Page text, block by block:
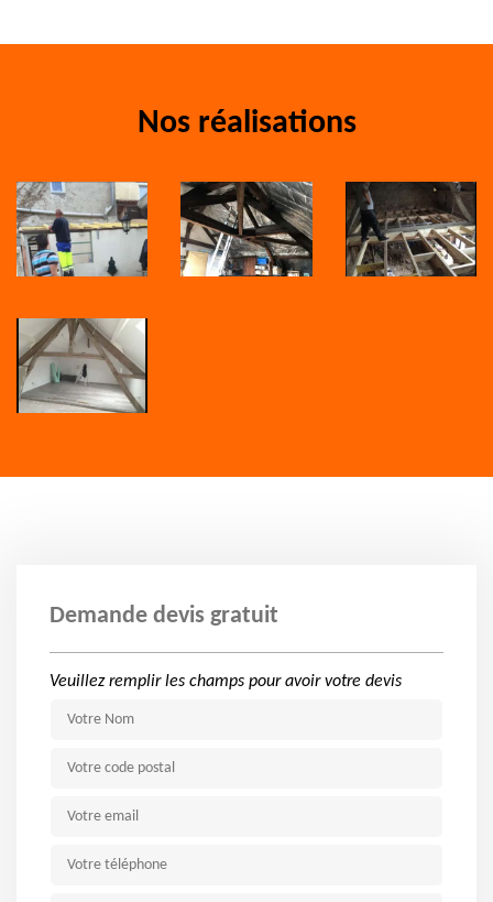
Nos réalisations
Demande devis gratuit
Veuillez remplir les champs pour avoir votre devis